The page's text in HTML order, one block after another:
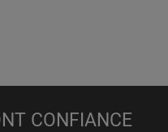
CONFIANCE